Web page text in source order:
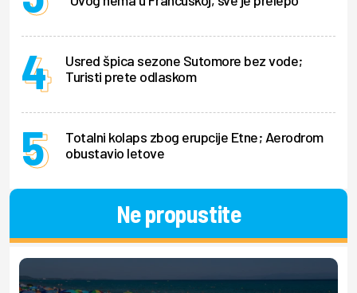
Usred špica sezone Sutomore bez vode;
Turisti prete odlaskom
Totalni kolaps zbog erupcije Etne; Aerodrom
obustavio letove
Ne propustite